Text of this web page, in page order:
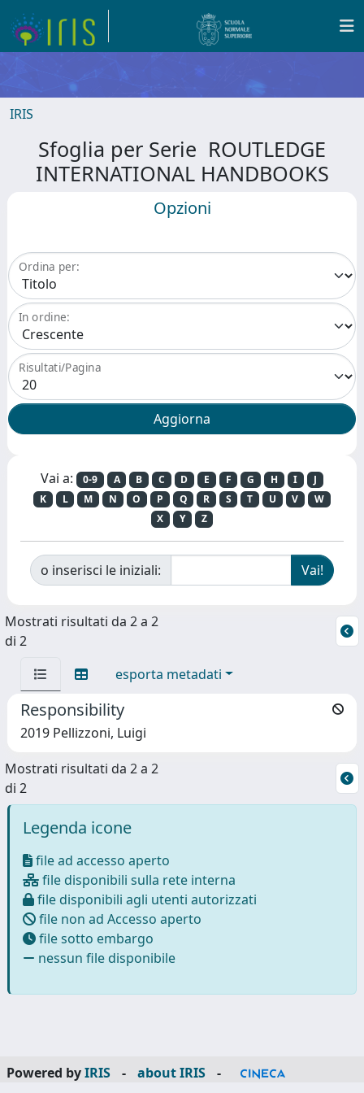
IRIS
Sfoglia per Serie ROUTLEDGE
INTERNATIONAL HANDBOOKS
Opzioni
Ordina per:
In ordine:
Risultati/Pagina
Vai a: 0-9 A B C D E F G H I
J
K
L M N O P Q R S T U V
W
X
Y Z
o inserisci le iniziali:
Mostrati risultati da 2 a 2
di 2
esporta metadati
Responsibility
2019 Pellizzoni, Luigi
Mostrati risultati da 2 a 2
di 2
Legenda icone
file ad accesso aperto
file disponibili sulla rete interna
file disponibili agli utenti autorizzati
file non ad Accesso aperto
file sotto embargo
nessun file disponibile
Powered byIRIS - about IRIS
-